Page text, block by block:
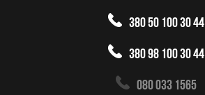
380 50 100 30 44
380 98 100 30 44
080 033 1565